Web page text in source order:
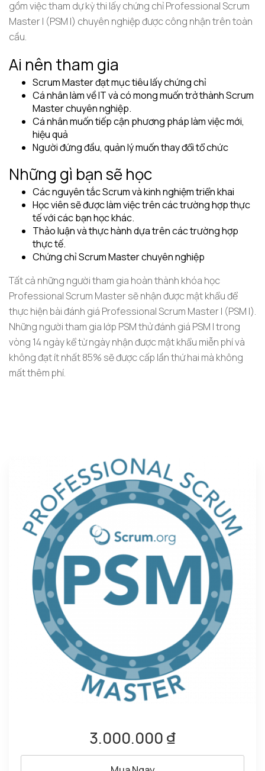
gồm việc tham dự kỳ thi lấy chứng chỉ Professional Scrum
Master I (PSM I) chuyên nghiệp được công nhận trên toàn
cầu.
Ai nên tham gia
Scrum Master đạt mục tiêu lấy chứng chỉ
Cá nhân làm về IT và có mong muốn trở thành Scrum
Master chuyên nghiệp.
Cá nhân muốn tiếp cận phương pháp làm việc mới,
hiệu quả
Người đứng đầu, quản lý muốn thay đổi tổ chức
Những gì bạn sẽ học
Các nguyên tắc Scrum và kinh nghiệm triển khai
Học viên sẽ được làm việc trên các trường hợp thực
tế với các bạn học khác.
Thảo luận và thực hành dựa trên các trường hợp
thực tế.
Chứng chỉ Scrum Master chuyên nghiệp
Tất cả những người tham gia hoàn thành khóa học
Professional Scrum Master sẽ nhận được mật khẩu để
thực hiện bài đánh giá Professional Scrum Master I (PSM I).
Những người tham gia lớp PSM thử đánh giá PSM I trong
vòng 14 ngày kể từ ngày nhận được mật khẩu miễn phí và
không đạt ít nhất 85% sẽ được cấp lần thứ hai mà không
mất thêm phí.
3.000.000 ₫